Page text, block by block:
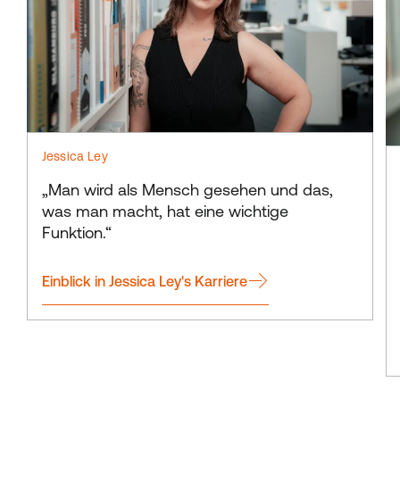
Jessica Ley
„Man wird als Mensch gesehen und das,
was man macht, hat eine wichtige
Funktion.“
Einblick in Jessica Ley's Karriere